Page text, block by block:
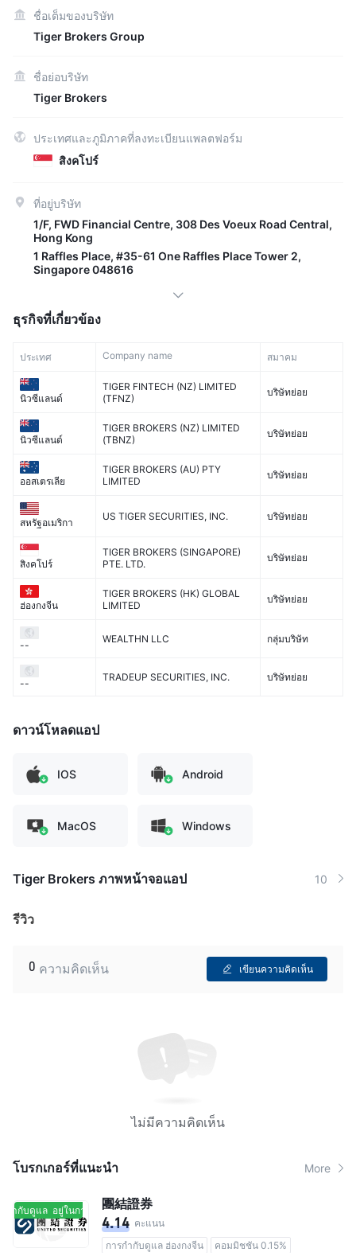
ชื่อเต็มของบริษัท
Tiger Brokers Group
ชื่อย่อบริษัท
Tiger Brokers
ประเทศและภูมิภาคที่ลงทะเบียนแพลตฟอร์ม
สิงคโปร์
ที่อยู่บริษัท
1/F, FWD Financial Centre, 308 Des Voeux Road Central,
Hong Kong
1 Raffles Place, #35-61 One Raffles Place Tower 2,
Singapore 048616
ธุรกิจที่เกี่ยวข้อง
ประเทศ Company name สมาคม
นิวซีแลนด์
TIGER FINTECH (NZ) LIMITED
(TFNZ)
บริษัทย่อย
นิวซีแลนด์
TIGER BROKERS (NZ) LIMITED
(TBNZ)
บริษัทย่อย
ออสเตรเลีย
TIGER BROKERS (AU) PTY
LIMITED
บริษัทย่อย
สหรัฐอเมริกา
US TIGER SECURITIES, INC. บริษัทย่อย
สิงคโปร์
TIGER BROKERS (SINGAPORE)
PTE. LTD.
บริษัทย่อย
ฮ่องกงจีน
TIGER BROKERS (HK) GLOBAL
LIMITED
บริษัทย่อย
--
WEALTHN LLC กลุ่มบริษัท
--
TRADEUP SECURITIES, INC. บริษัทย่อย
ดาวน์โหลดแอป
IOS Android
MacOS Windows
Tiger Brokers ภาพหน้าจอแอป 10
รีวิว
0 ความคิดเห็น เขียนความคิดเห็น
ไม่มีความคิดเห็น
โบรกเกอร์ที่แนะนํา More
ำกับดูแล อยู่ในการกำกับดูแล團結證券
4.14 คะแนน
การกำกับดูแล ฮ่องกงจีน
คอมมิชชัน 0.15%